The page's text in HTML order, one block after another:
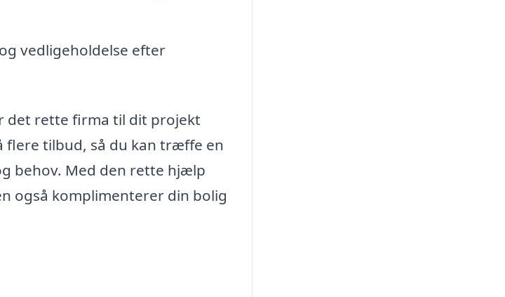
vedligeholdelse efter
det rette firma til dit projekt
flere tilbud, så du kan træffe en
behov. Med den rette hjælp
også komplimenterer din bolig